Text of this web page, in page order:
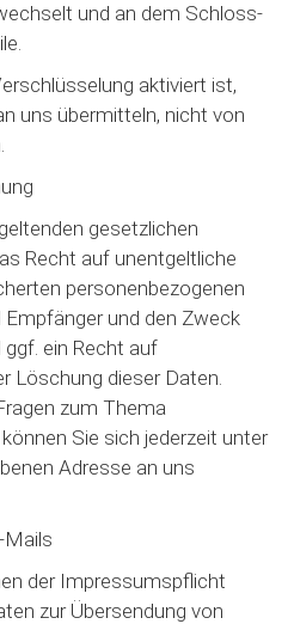
und an dem Schloss-
aktiviert ist,
uns übermitteln, nicht von
gesetzlichen
Recht auf unentgeltliche
personenbezogenen
und den Zweck
ein Recht auf
Löschung dieser Daten.
zum Thema
Sie sich jederzeit unter
Adresse an uns
Mails
der Impressumspflicht
zur Übersendung von